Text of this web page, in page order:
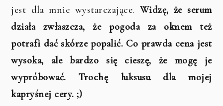
jest dla mnie wystarczające. Widzę, że serum
działa zwłaszcza, że pogoda za oknem też
potrafi dać skórze popalić. Co prawda cena jest
wysoka, ale bardzo się cieszę, że mogę je
wypróbować. Trochę luksusu dla mojej
kapryśnej cery. ;)